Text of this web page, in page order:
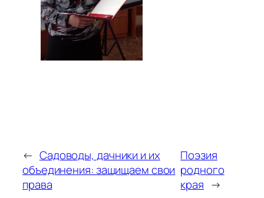
← Садоводы, дачники и их
объединения: защищаем свои
права
Поэзия
родного
края →